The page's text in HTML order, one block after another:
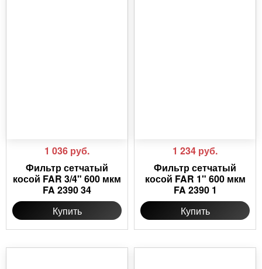
1 036 руб.
Фильтр сетчатый
косой FAR 3/4" 600 мкм
FA 2390 34
Купить
1 234 руб.
Фильтр сетчатый
косой FAR 1" 600 мкм
FA 2390 1
Купить